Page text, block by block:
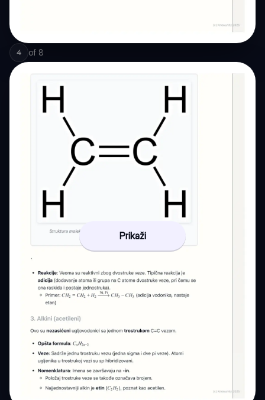
4 of 8
Prikaži